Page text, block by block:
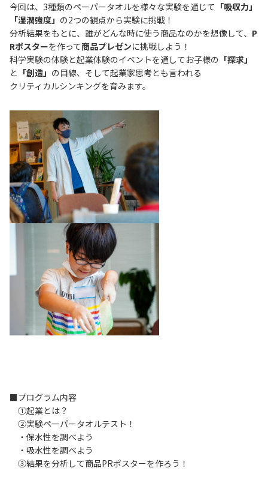
今回は、3種類のペーパータオルを様々な実験を通じて 「吸収力」
「湿潤強度」 の2つの観点から実験に挑戦！
分析結果をもとに、誰がどんな時に使う商品なのかを想像して、 P
Rポスターを作って商品プレゼンに挑戦しよう！
科学実験の体験と起業体験のイベントを通してお子様の 「探求」
と 「創造」 の目線、そして起業家思考とも言われる
クリティカルシンキングを育みます。
■プログラム内容
①起業とは？
②実験ペーパータオルテスト！
・保水性を調べよう
・吸水性を調べよう
③結果を分析して商品PRポスターを作ろう！